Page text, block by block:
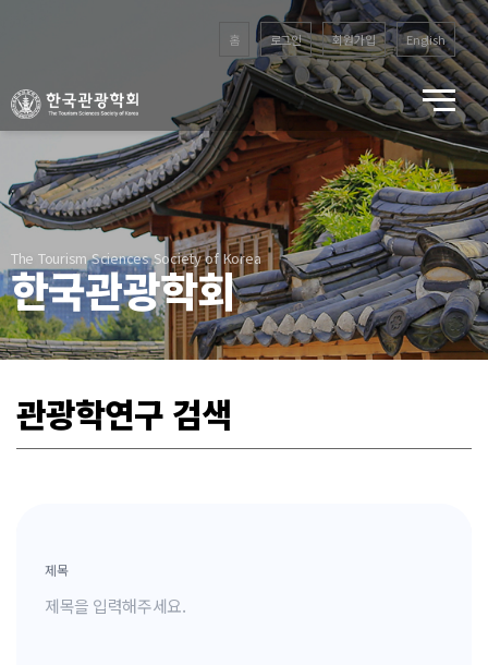
홈 로그인 회원가입 English
The Tourism Sciences Society of Korea
한국관광학회
관광학연구 검색
제목